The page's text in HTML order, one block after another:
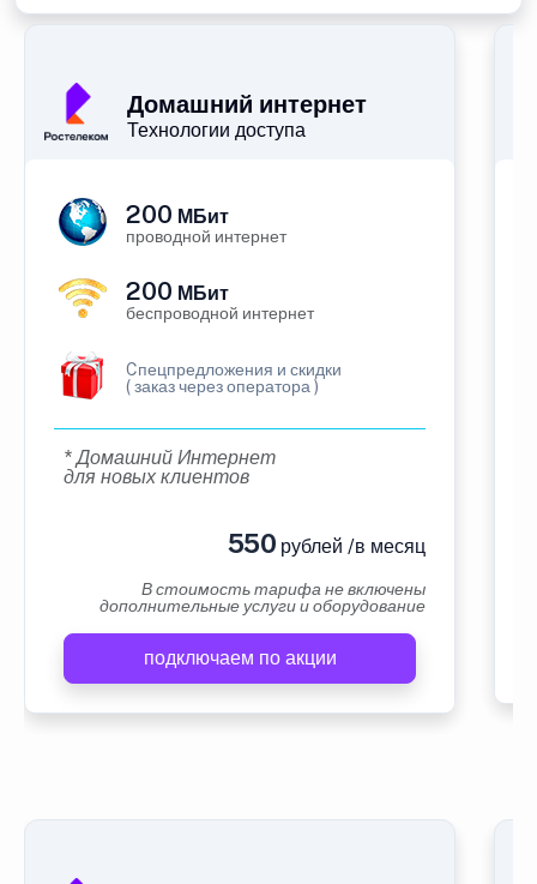
Домашний интернет
Технологии доступа
200 МБит
проводной интернет
200 МБит
беспроводной интернет
Cпецпредложения и скидки
( заказ через оператора )
* Домашний Интернет
для новых клиентов
550 рублей /в месяц
В стоимость тарифа не включены
дополнительные услуги и оборудование
подключаем по акции